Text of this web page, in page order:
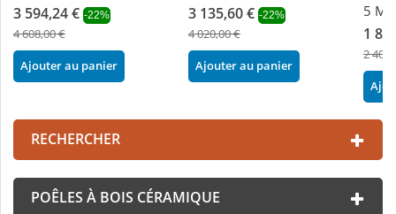
3 594,24 € -22%
4 608,00 €
Ajouter au panier
3 135,60 € -22%
4 020,00 €
Ajouter au panier
5
1
2
RECHERCHER
POÊLES À BOIS CÉRAMIQUE